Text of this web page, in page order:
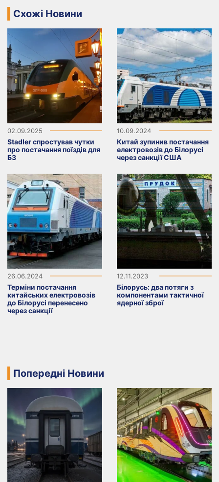
Схожі Новини
02.09.2025
Stadler спростував чутки
про постачання поїздів для
БЗ
10.09.2024
Китай зупинив постачання
електровозів до Білорусі
через санкції США
26.06.2024
Терміни постачання
китайських електровозів
до Білорусі перенесено
через санкції
12.11.2023
Білорусь: два потяги з
компонентами тактичної
ядерної зброї
Попередні Новини